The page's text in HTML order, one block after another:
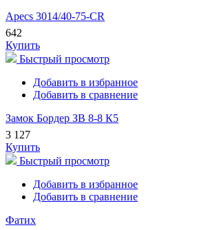
Apecs 3014/40-75-CR
642
Купить
Быстрый просмотр
Добавить в избранное
Добавить в сравнение
Замок Бордер ЗВ 8-8 К5
3 127
Купить
Быстрый просмотр
Добавить в избранное
Добавить в сравнение
Фатих